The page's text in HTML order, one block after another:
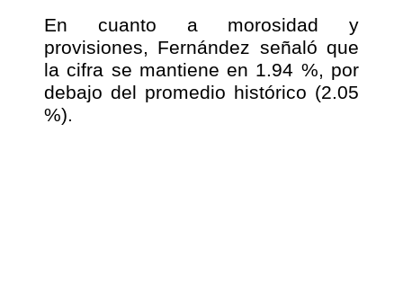
En cuanto a morosidad y
provisiones, Fernández señaló que
la cifra se mantiene en 1.94 %, por
debajo del promedio histórico (2.05
%).